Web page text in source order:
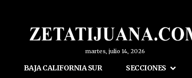
martes, julio 14, 2026
BAJA CALIFORNIA SUR SECCIONES